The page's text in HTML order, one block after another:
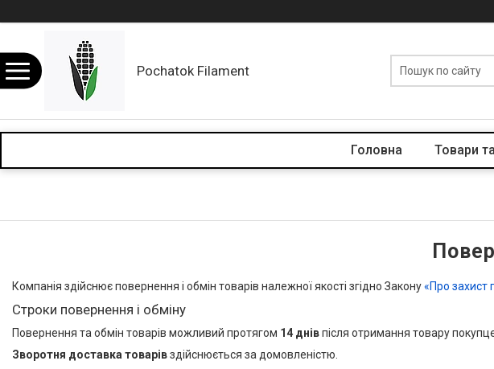
Pochatok Filament
Головна Товари
Компанія здійснює повернення і обмін товарів належної якості згідно Закону«Про захист
Строки повернення і обміну
Повернення та обмін товарів можливий протягом 14 днівпісля отримання товару
Зворотня доставка товарівздійснюється за домовленістю.